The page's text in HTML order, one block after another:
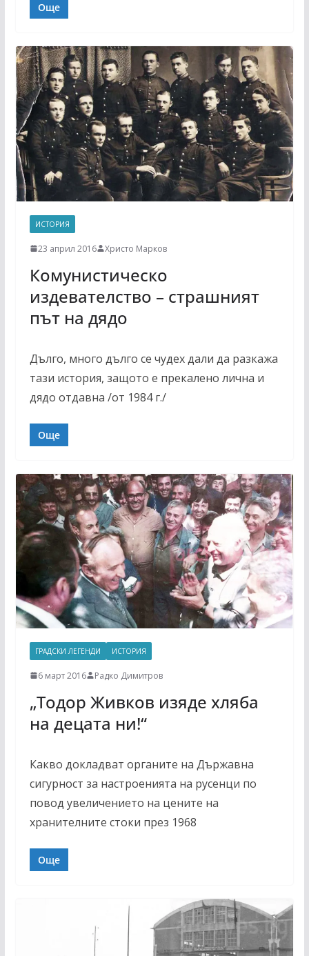
Още
ИСТОРИЯ
23 април 2016 Христо Марков
Комунистическо
издевателство – страшният
път на дядо
Дълго, много дълго се чудех дали да разкажа
тази история, защото е прекалено лична и
дядо отдавна /от 1984 г./
Още
ГРАДСКИ ЛЕГЕНДИ ИСТОРИЯ
6 март 2016 Радко Димитров
„Тодор Живков изяде хляба
на децата ни!“
Какво докладват органите на Държавна
сигурност за настроенията на русенци по
повод увеличението на цените на
хранителните стоки през 1968
Още